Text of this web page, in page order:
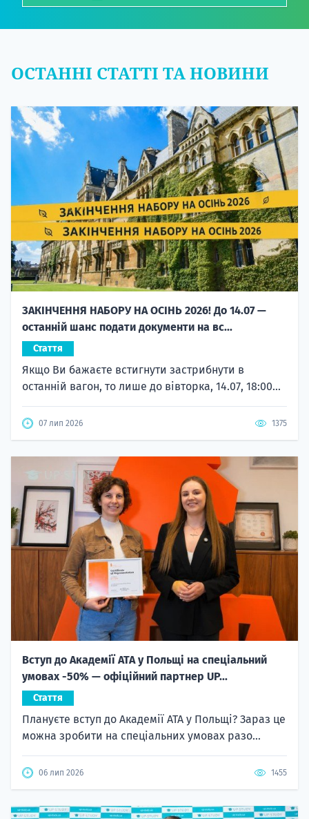
ОСТАННІ СТАТТІ ТА НОВИНИ
ЗАКІНЧЕННЯ НАБОРУ НА ОСІНЬ 2026! До 14.07 —
останній шанс подати документи на вс...
Стаття
Якщо Ви бажаєте встигнути застрибнути в
останній вагон, то лише до вівторка, 14.07, 18:00...
07 лип 2026 1375
Вступ до Академії ATA у Польщі на спеціальний
умовах -50% — офіційний партнер UP...
Стаття
Плануєте вступ до Академії ATA у Польщі? Зараз це
можна зробити на спеціальних умовах разо...
06 лип 2026 1455